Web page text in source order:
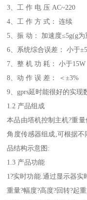
3、工 作 电 压 AC~220
4、工 作 方 式： 连续
5、振 动： 加速度≤5g(g
6、系统综合误差： 小于
7、整 机 功 耗： 小于15W
8、动 作 误 差： ＜±3%
9、gprs延时能很好的实现
1.2 产品组成
本品由塔机控制主机?重
角度传感器组成,可根据
品结构示意图:
1.3 产品功能
1?实时功能.通过显示器
重量?幅度?高度?回转?起